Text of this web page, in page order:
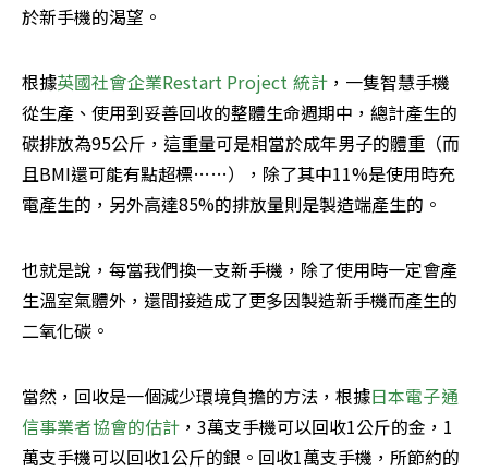
於新手機的渴望。
根據英國社會企業Restart Project 統計，一隻智慧手機
從生產、使用到妥善回收的整體生命週期中，總計產生的
碳排放為95公斤，這重量可是相當於成年男子的體重（而
且BMI還可能有點超標……），除了其中11%是使用時充
電產生的，另外高達85%的排放量則是製造端產生的。
也就是說，每當我們換一支新手機，除了使用時一定會產
生溫室氣體外，還間接造成了更多因製造新手機而產生的
二氧化碳。
當然，回收是一個減少環境負擔的方法，根據日本電子通
信事業者協會的估計 ，3萬支手機可以回收1公斤的金，1
萬支手機可以回收1公斤的銀。回收1萬支手機，所節約的